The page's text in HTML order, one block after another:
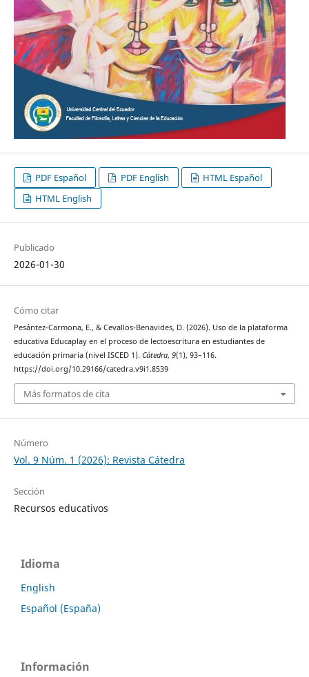
PDF Español PDF English
HTML Español
HTML English
Publicado
2026-01-30
Cómo citar
Pesántez-Carmona, E., & Cevallos-Benavides, D. (2026). Uso de la plataforma
educativa Educaplay en el proceso de lectoescritura en estudiantes de
educación primaria (nivel ISCED 1). Cátedra, 9(1), 93–116.
https://doi.org/10.29166/catedra.v9i1.8539
Más formatos de cita
Número
Vol. 9 Núm. 1 (2026): Revista Cátedra
Sección
Recursos educativos
Idioma
English
Español (España)
Información